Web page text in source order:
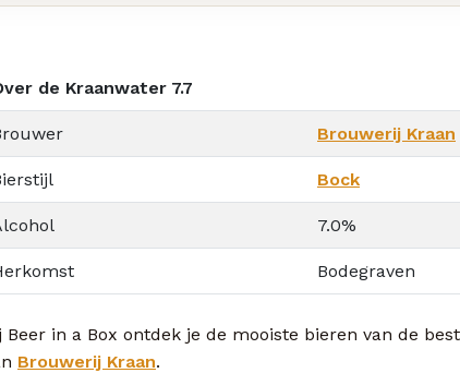
de Kraanwater 7.7
Brouwerij Kraan
Bock
7.0%
Bodegraven
Beer in a Box ontdek je de mooiste bieren van de
Brouwerij Kraan.